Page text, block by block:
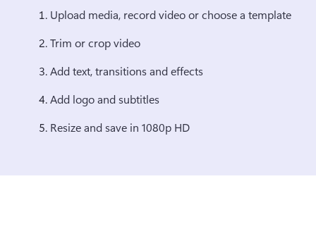
Upload media, record video or choose a template
Trim or crop video
Add text, transitions and effects
Add logo and subtitles
Resize and save in 1080p HD